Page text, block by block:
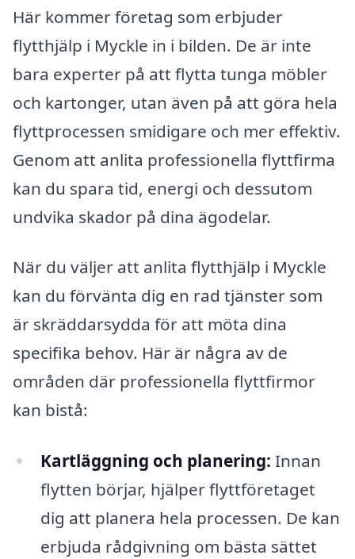
Här kommer företag som erbjuder
flytthjälp i Myckle in i bilden. De är inte
bara experter på att flytta tunga möbler
och kartonger, utan även på att göra hela
flyttprocessen smidigare och mer effektiv.
Genom att anlita professionella flyttfirma
kan du spara tid, energi och dessutom
undvika skador på dina ägodelar.
När du väljer att anlita flytthjälp i Myckle
kan du förvänta dig en rad tjänster som
är skräddarsydda för att möta dina
specifika behov. Här är några av de
områden där professionella flyttfirmor
kan bistå:
Kartläggning och planering: Innan
flytten börjar, hjälper flyttföretaget
dig att planera hela processen. De kan
erbjuda rådgivning om bästa sättet